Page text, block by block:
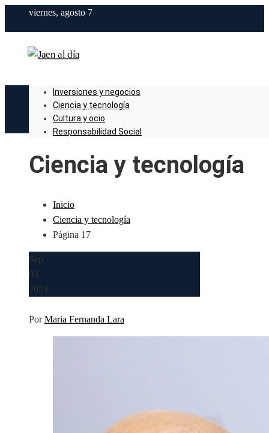
viernes, agosto 7
Inversiones y negocios
Ciencia y tecnología
Cultura y ocio
Responsabilidad Social
Ciencia y tecnología
Inicio
Ciencia y tecnología
Página 17
Sep
03
2024
PorMaria Fernanda Lara